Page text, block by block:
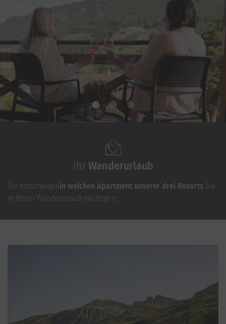
Ihr Wanderurlaub
Sie entscheidenin welchen Apartment unserer drei Resorts Sie
in Ihrem Wanderurlaub nächtigen: